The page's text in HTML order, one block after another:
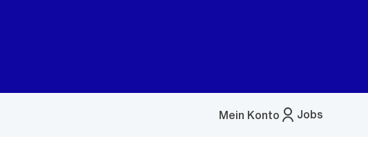
Jobs
Mein Konto
Menü